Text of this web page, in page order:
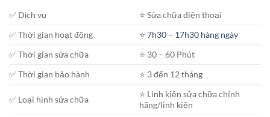
✅ Dịch vụ
⭐️ Sửa chữa điện thoại
✅ Thời gian hoạt động
⭐️7h30 – 17h30 hàng ngày
✅ Thời gian sửa chữa
⭐️ 30 – 60 Phút
✅ Thời gian bảo hành
⭐️ 3 đến 12 tháng
✅ Loại hình sửa chữa
⭐️ Linh kiện sửa chữa chính
hãng/linh kiện